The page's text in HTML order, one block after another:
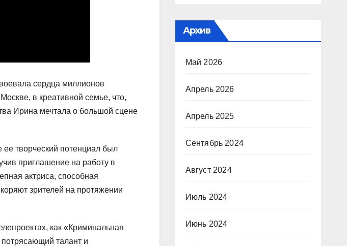
сердца миллионов
в креативной семье, что,
Ирина мечтала о большой сцене
ее творческий потенциал был
приглашение на работу в
актриса, способная
зрителей на протяжении
как «Криминальная
талант и
Архив
Май 2026
Апрель 2026
Апрель 2025
Сентябрь 2024
Август 2024
Июль 2024
Июнь 2024